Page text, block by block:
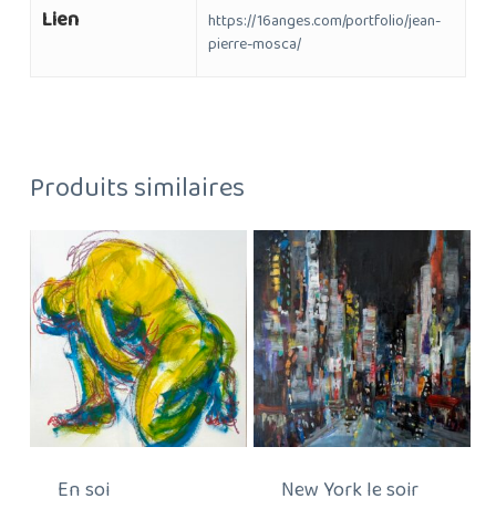
Lien
https://16anges.com/portfolio/jean-
pierre-mosca/
Produits similaires
En soi New York le soir